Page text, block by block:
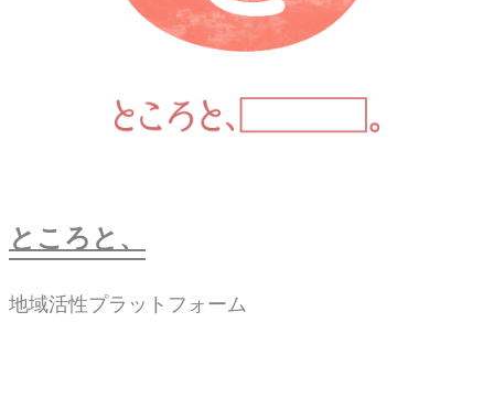
ところと、
地域活性プラットフォーム